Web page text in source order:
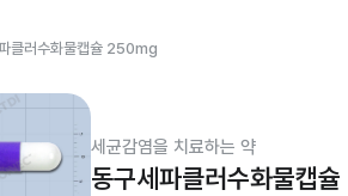
클러수화물캡슐 250mg
세균감염을 치료하는 약
동구세파클러수화물캡